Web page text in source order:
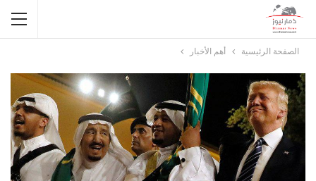
الصفحة الرئيسية أهم الأخبار